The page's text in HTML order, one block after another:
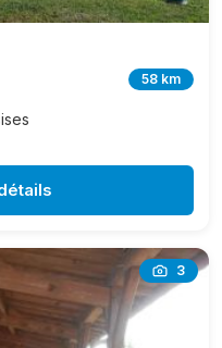
58 km
3